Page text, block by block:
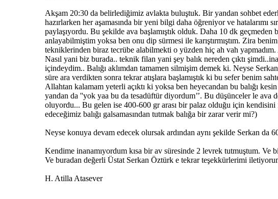
Akşam 20:30 da belirlediğimiz avlakta buluştuk. Bir yandan sohbet
hazırlarken her aşamasında bir yeni bilgi daha öğreniyor ve hatalarımı
paylaşıyordu. Bu şekilde ava başlamıştık olduk. Daha 10 dk
anlayabilmiştim yoksa ben onu dip sürmesi ile karıştırmıştım. Zira
tekniklerinden biraz tecrübe alabilmekti o yüzden hiç ah vah
Nasıl yani biz burada.. teknik filan yani şey balık nereden çıktı
içindeydim.. Balığı aklımdan tamamen silmişim demek ki. Neyse
süre ara verdikten sonra tekrar atışlara başlamıştık ki bu sefer benim
Allahtan kalamam yeterli açıktı ki yoksa ben heyecandan bu balığı
yandan da ''yok yaa bu da tesadüftür diyordum’’. Bu düşünceler le
oluyordu... Bu gelen ise 400-600 gr arası bir palaz olduğu için
edeceğimiz balığı galsamasından tutmak balığa bir zarar verir mi?)
Neyse konuya devam edecek olursak ardından aynı şekilde Serkan da
Kendime inanamıyordum kısa bir av süresinde 2 levrek tutmuştum. Ve
Ve buradan değerli Üstat Serkan Öztürk e tekrar teşekkürlerimi
H. Atilla Atasever